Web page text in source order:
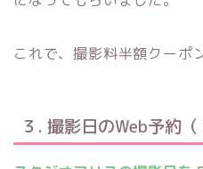
これで、撮影料半額クーポ
３. 撮影日のWeb予約（